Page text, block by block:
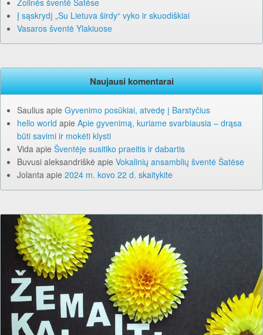
Žolinės šventė Šatėse
Į sąskrydį „Su Lietuva širdy“ vyko ir skuodiškiai
Vasaros šventė Ylakiuose
Naujausi komentarai
Saulius apie Gyvenimo posūkiai, atvedę į Barstyčius
hello world apie Apie gyvenimą, kuriame svarbiausia – drąsa
būti savimi ir mokėti klysti
Vida apie Šventėje susitiko praeitis ir dabartis
Buvusi aleksandriškė apie Vokalinių ansamblių šventė Šatėse
Jolanta apie 2024 m. kovo 22 d. skaitykite